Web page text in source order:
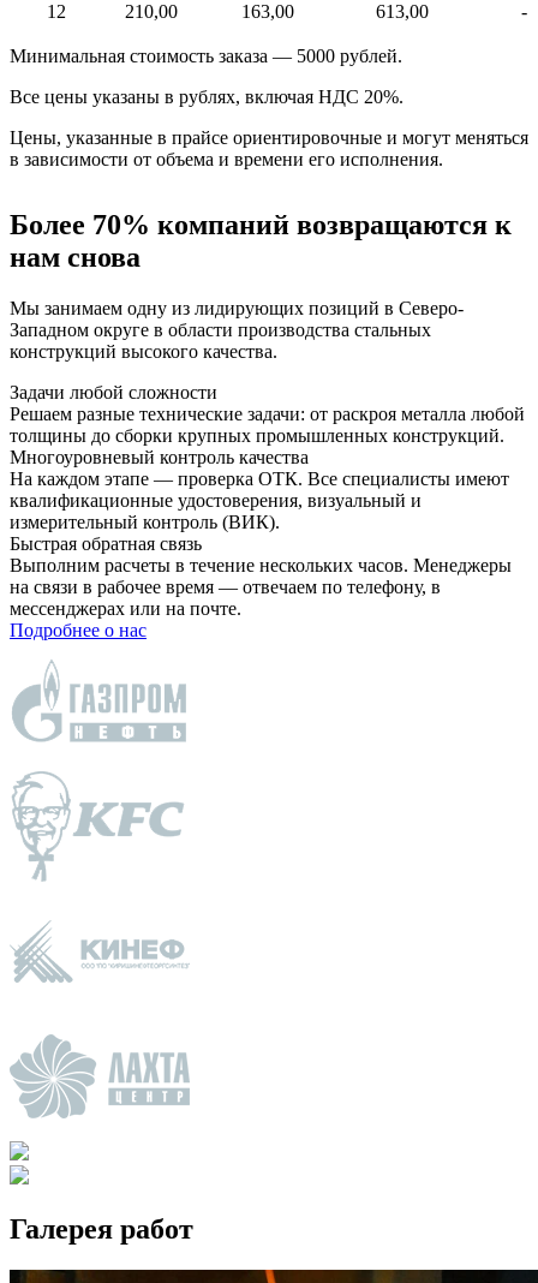
12
210,00 163,00 613,00 -
Минимальная стоимость заказа — 5000 рублей.
Все цены указаны в рублях, включая НДС 20%.
Цены, указанные в прайсе ориентировочные и могут меняться
в зависимости от объема и времени его исполнения.
Более 70% компаний возвращаются к
нам снова
Мы занимаем одну из лидирующих позиций в Северо-
Западном округе в области производства стальных
конструкций высокого качества.
Задачи любой сложности
Решаем разные технические задачи: от раскроя металла любой
толщины до сборки крупных промышленных конструкций.
Многоуровневый контроль качества
На каждом этапе — проверка ОТК. Все специалисты имеют
квалификационные удостоверения, визуальный и
измерительный контроль (ВИК).
Быстрая обратная связь
Выполним расчеты в течение нескольких часов. Менеджеры
на связи в рабочее время — отвечаем по телефону, в
мессенджерах или на почте.
Подробнее о нас
Галерея работ